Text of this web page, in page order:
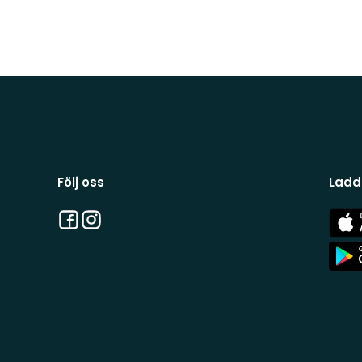
Följ oss
Facebook
Instagram
App
Store
App
Store